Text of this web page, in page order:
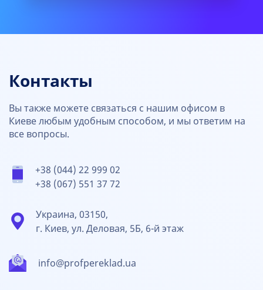
Контакты
Вы также можете связаться с нашим офисом в
Киеве любым удобным способом, и мы ответим на
все вопросы.
+38 (044) 22 999 02
+38 (067) 551 37 72
info@profpereklad.ua
Украина, 03150,
г. Киев, ул. Деловая, 5Б, 6-й этаж